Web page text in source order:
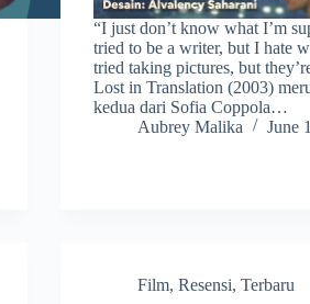
“I just don’t know what I’m
tried to be a writer, but I hate
tried taking pictures, but
Lost in Translation (2003)
kedua dari Sofia Coppola…
Aubrey Malika
June
Film,Resensi,Terbaru